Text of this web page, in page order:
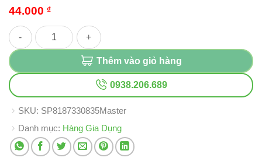
44.000 ₫
lồng bàn 5 tầng KAMI cao cấp số lượng
Thêm vào giỏ hàng
0938.206.689
SKU: SP8187330835Master
Danh mục: Hàng Gia Dụng